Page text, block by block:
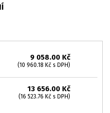
9 058.00 Kč
(10 960.18 Kč s DPH)
13 656.00 Kč
(16 523.76 Kč s DPH)